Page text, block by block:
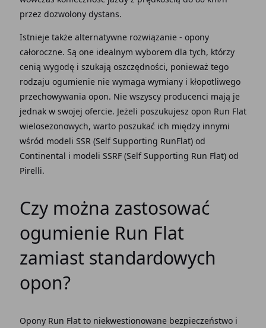
przez dozwolony dystans.
Istnieje także alternatywne rozwiązanie - opony
całoroczne. Są one idealnym wyborem dla tych, którzy
cenią wygodę i szukają oszczędności, ponieważ tego
rodzaju ogumienie nie wymaga wymiany i kłopotliwego
przechowywania opon. Nie wszyscy producenci mają je
jednak w swojej ofercie. Jeżeli poszukujesz opon Run Flat
wielosezonowych, warto poszukać ich między innymi
wśród modeli SSR (Self Supporting RunFlat) od
Continental i modeli SSRF (Self Supporting Run Flat) od
Pirelli.
Czy można zastosować
ogumienie Run Flat
zamiast standardowych
opon?
Opony Run Flat to niekwestionowane bezpieczeństwo i